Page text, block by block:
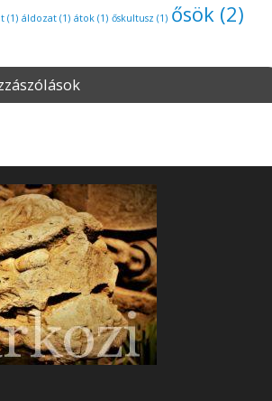
(1) áldozat(1) átok(1) őskultusz (1) ősök(2)